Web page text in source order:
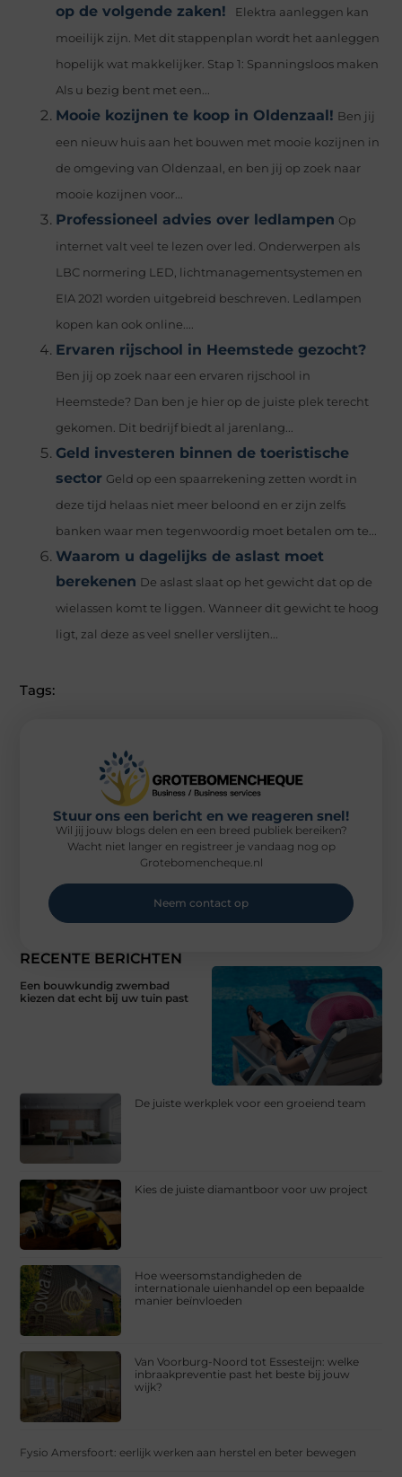
op de volgende zaken!
Elektra aanleggen kan
moeilijk zijn. Met dit stappenplan wordt het aanleggen
hopelijk wat makkelijker. Stap 1: Spanningsloos maken
Als u bezig bent met een...
Mooie kozijnen te koop in Oldenzaal! Ben jij
een nieuw huis aan het bouwen met mooie kozijnen in
de omgeving van Oldenzaal, en ben jij op zoek naar
mooie kozijnen voor...
Professioneel advies over ledlampen Op
internet valt veel te lezen over led. Onderwerpen als
LBC normering LED, lichtmanagementsystemen en
EIA 2021 worden uitgebreid beschreven. Ledlampen
kopen kan ook online....
Ervaren rijschool in Heemstede gezocht?
Ben jij op zoek naar een ervaren rijschool in
Heemstede? Dan ben je hier op de juiste plek terecht
gekomen. Dit bedrijf biedt al jarenlang...
Geld investeren binnen de toeristische
sector Geld op een spaarrekening zetten wordt in
deze tijd helaas niet meer beloond en er zijn zelfs
banken waar men tegenwoordig moet betalen om te...
Waarom u dagelijks de aslast moet
berekenen De aslast slaat op het gewicht dat op de
wielassen komt te liggen. Wanneer dit gewicht te hoog
ligt, zal deze as veel sneller verslijten...
Tags:
RECENTE BERICHTEN
Een bouwkundig zwembad
kiezen dat echt bij uw tuin past
De juiste werkplek voor een groeiend team
Kies de juiste diamantboor voor uw project
Hoe weersomstandigheden de
internationale uienhandel op een bepaalde
manier beïnvloeden
Van Voorburg-Noord tot Essesteijn: welke
inbraakpreventie past het beste bij jouw
wijk?
Fysio Amersfoort: eerlijk werken aan herstel en beter bewegen
Stuur ons een bericht en we reageren snel!
Wil jij jouw blogs delen en een breed publiek bereiken?
Wacht niet langer en registreer je vandaag nog op
Grotebomencheque.nl
Neem contact op